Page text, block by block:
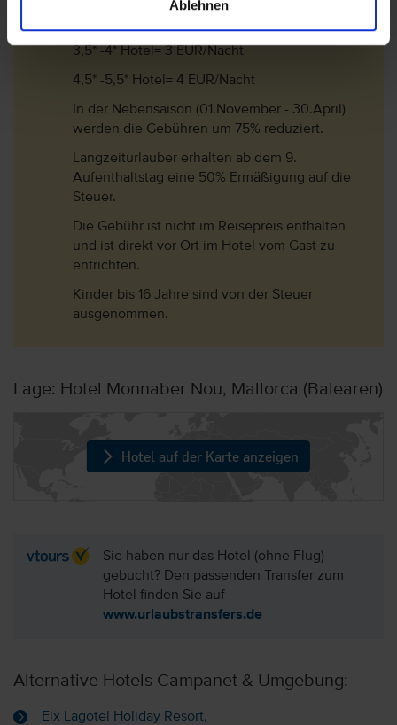
Ablehnen
3,5* -4* Hotel= 3 EUR/Nacht
4,5* -5,5* Hotel= 4 EUR/Nacht
In der Nebensaison (01.November - 30.April)
werden die Gebühren um 75% reduziert.
Langzeiturlauber erhalten ab dem 9.
Aufenthaltstag eine 50% Ermäßigung auf die
Steuer.
Die Gebühr ist nicht im Reisepreis enthalten
und ist direkt vor Ort im Hotel vom Gast zu
entrichten.
Kinder bis 16 Jahre sind von der Steuer
ausgenommen.
Lage: Hotel Monnaber Nou, Mallorca (Balearen)
Hotel auf der Karte anzeigen
Sie haben nur das Hotel (ohne Flug)
gebucht? Den passenden Transfer zum
Hotel finden Sie auf
www.urlaubstransfers.de
Alternative Hotels Campanet & Umgebung:
Eix Lagotel Holiday Resort,